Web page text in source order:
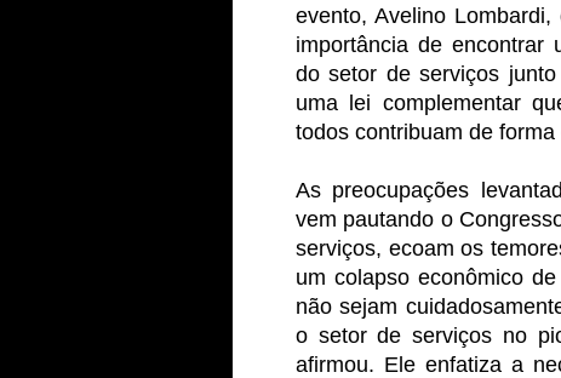
evento, Avelino
importância de encontrar
do setor de serviços
uma lei complementar
todos contribuam de
As preocupações
vem pautando o
serviços, ecoam os
um colapso econômico
não sejam
o setor de serviços no
afirmou. Ele enfatiza a